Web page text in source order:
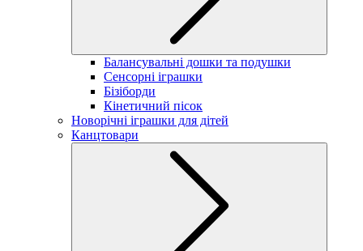
Балансувальні дошки та подушки
Сенсорні іграшки
Бізіборди
Кінетичний пісок
Новорічні іграшки для дітей
Канцтовари